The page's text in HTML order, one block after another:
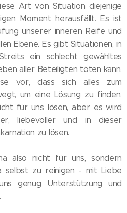
Art von Situation diejenige
Moment herausfällt. Es ist
unserer inneren Reife und
Ebene. Es gibt Situationen, in
ein schlecht gewähltes
aller Beteiligten töten kann.
vor, dass sich alles zum
um eine Lösung zu finden.
für uns lösen, aber es wird
liebevoller und in dieser
zu lösen.
also nicht für uns, sondern
selbst zu reinigen - mit Liebe
genug Unterstützung und